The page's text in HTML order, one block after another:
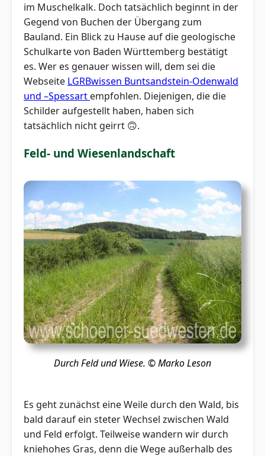
im Muschelkalk. Doch tatsächlich beginnt in der
Gegend von Buchen der Übergang zum
Bauland. Ein Blick zu Hause auf die geologische
Schulkarte von Baden Württemberg bestätigt
es. Wer es genauer wissen will, dem sei die
Webseite LGRBwissen Buntsandstein-Odenwald
und –Spessart empfohlen. Diejenigen, die die
Schilder aufgestellt haben, haben sich
tatsächlich nicht geirrt 🙃.
Feld- und Wiesenlandschaft
Durch Feld und Wiese. © Marko Leson
Es geht zunächst eine Weile durch den Wald, bis
bald darauf ein steter Wechsel zwischen Wald
und Feld erfolgt. Teilweise wandern wir durch
kniehohes Gras, denn die Wege außerhalb des